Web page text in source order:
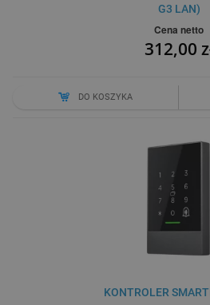
G3 LAN)
Cena netto
312,00
DO KOSZYKA
KONTROLER